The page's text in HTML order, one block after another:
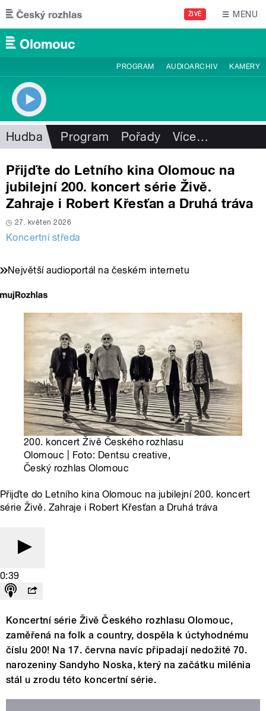
Přejít k hlavnímu obsahu
ŽIVĚ MENU
PROGRAM AUDIOARCHIV KAMERY
Hudba Program Pořady Více…
Přijďte do Letního kina Olomouc na
jubilejní 200. koncert série Živě.
Zahraje i Robert Křesťan a Druhá tráva
27. květen 2026
Koncertní středa
Největší audioportál na českém internetu
200. koncert Živě Českého rozhlasu
Olomouc | Foto: Dentsu creative,
Český rozhlas Olomouc
Přijďte do Letního kina Olomouc na jubilejní 200. koncert
série Živě. Zahraje i Robert Křesťan a Druhá tráva
0:39
Koncertní série Živě Českého rozhlasu Olomouc,
zaměřená na folk a country, dospěla k úctyhodnému
číslu 200! Na 17. června navíc připadají nedožité 70.
narozeniny Sandyho Noska, který na začátku milénia
stál u zrodu této koncertní série.